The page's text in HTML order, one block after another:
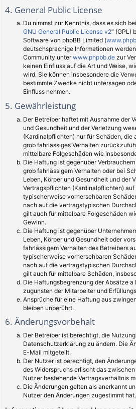
4. General Public License
Du nimmst zur Kenntnis, dass es sich
GNU General Public License v2“ (GPL)
Software von phpBB Limited (
deutschsprachige Informationen
Community unterwww.phpbb.de zur
keinen Einfluss auf die Art und Weise,
wird. Sie können insbesondere die
bestimmte Zwecke nicht untersagen
Einfluss nehmen.
5. Gewährleistung
Der Betreiber haftet mit Ausnahme der
und Gesundheit und der Verletzung
(Kardinalpflichten) nur für Schäden, die
grob fahrlässiges Verhalten
mittelbare Folgeschäden wie
Die Haftung ist gegenüber
grob fahrlässigem Verhalten oder bei
Leben, Körper und Gesundheit und der
Vertragspflichten (Kardinalpflichten)
typischerweise vorhersehbaren
nach auf die vertragstypischen
gilt auch für mittelbare Folgeschäden
Gewinn.
Die Haftung ist gegenüber
Leben, Körper und Gesundheit oder
fahrlässigem Verhalten des Betreibers
typischerweise vorhersehbaren
nach auf die vertragstypischen
gilt auch für mittelbare Schäden,
Die Haftungsbegrenzung der Absätze
zugunsten der Mitarbeiter und
Ansprüche für eine Haftung aus
bleiben unberührt.
6. Änderungsvorbehalt
Der Betreiber ist berechtigt, die
Datenschutzerklärung zu ändern. Die
E-Mail mitgeteilt.
Der Nutzer ist berechtigt, den
des Widerspruchs erlischt das
Nutzer bestehende Vertragsverhältnis
Die Änderungen gelten als anerkannt
Nutzer den Änderungen zugestimmt hat.